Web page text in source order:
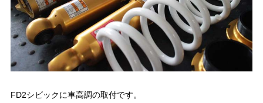
FD2シビックに車高調の取付です。